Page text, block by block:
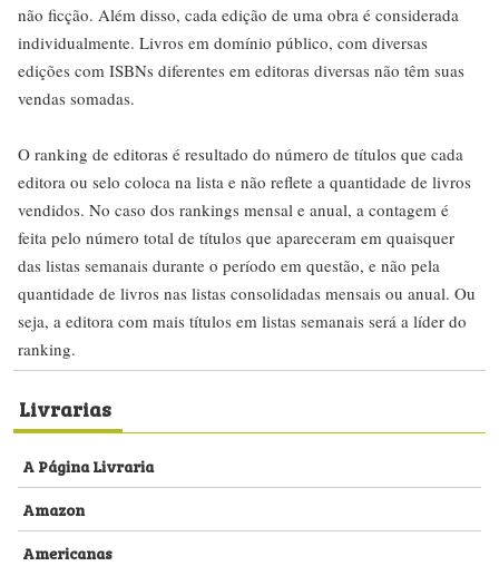
não ficção. Além disso, cada edição de uma obra é considerada
individualmente. Livros em domínio público, com diversas
edições com ISBNs diferentes em editoras diversas não têm suas
vendas somadas.
O ranking de editoras é resultado do número de títulos que cada
editora ou selo coloca na lista e não reflete a quantidade de livros
vendidos. No caso dos rankings mensal e anual, a contagem é
feita pelo número total de títulos que apareceram em quaisquer
das listas semanais durante o período em questão, e não pela
quantidade de livros nas listas consolidadas mensais ou anual. Ou
seja, a editora com mais títulos em listas semanais será a líder do
ranking.
Livrarias
A Página Livraria
Amazon
Americanas